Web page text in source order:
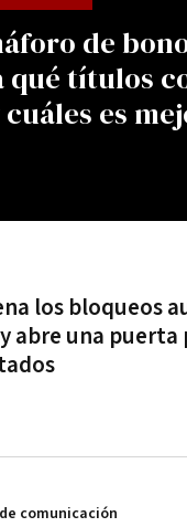
de
qué títulos
es
los bloqueos
abre una puerta
comunicación